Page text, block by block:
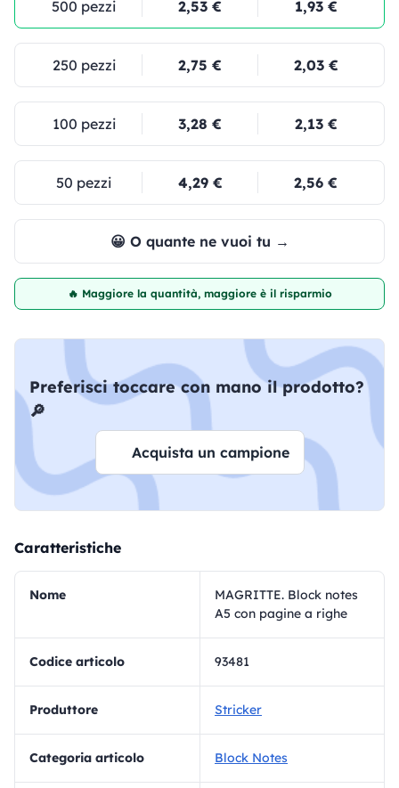
500 pezzi 2,53 € 1,93 €
250 pezzi 2,75 € 2,03 €
100 pezzi 3,28 € 2,13 €
50 pezzi 4,29 € 2,56 €
😀 O quante ne vuoi tu →
🔥 Maggiore la quantità, maggiore è il risparmio
Preferisci toccare con mano il prodotto?
🔎
Acquista un campione
Caratteristiche
Nome
MAGRITTE. Block notes
A5 con pagine a righe
Codice articolo 93481
Produttore Stricker
Categoria articolo Block Notes